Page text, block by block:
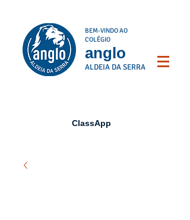
BEM-VINDO AO
COLÉGIO
anglo
ALDEIA DA SERRA
ClassApp